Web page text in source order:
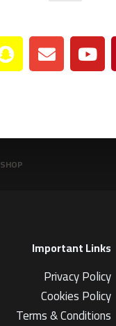
SHOP
Important Links
Privacy Policy
Cookies Policy
Terms & Conditions